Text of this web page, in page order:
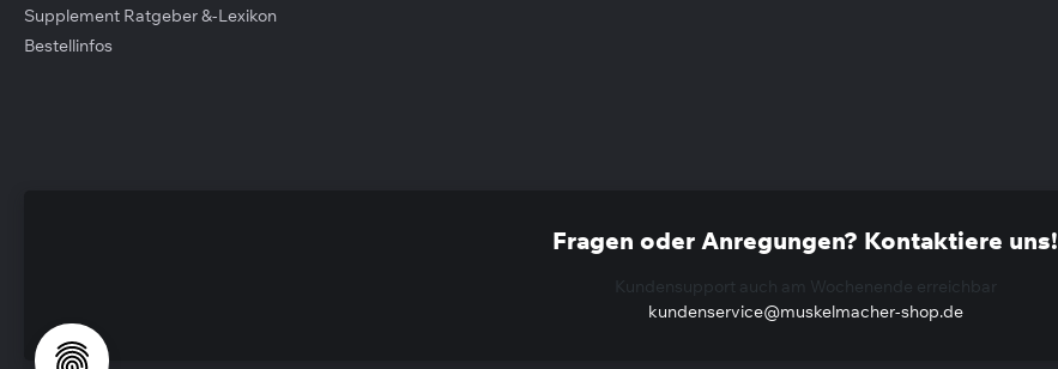
Supplement Ratgeber &-Lexikon
Bestellinfos
Fragen oder Anregungen? Kontaktiere uns!
Kundensupport auch am Wochenende erreichbar
kundenservice@muskelmacher-shop.de